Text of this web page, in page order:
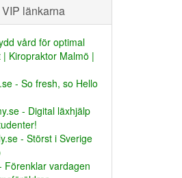
länkarna
vård för optimal
Kiropraktor Malmö |
- So fresh, so Hello
- Digital läxhjälp
- Störst i Sverige
Förenklar vardagen